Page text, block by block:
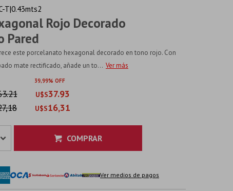
Rojo Decorado
Pared
T|0.43mts2
este porcelanato hexagonal decorado en tono rojo. Con
mate rectificado, añade un to... Ver más
39 99
U$S37.93
U$S16,31
COMPRAR
Ver medios de pagos